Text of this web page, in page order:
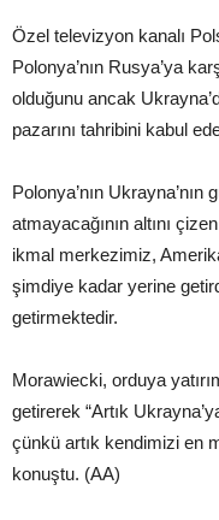
Özel televizyon kanalı
Polonya’nın Rusya’ya
olduğunu ancak
pazarını tahribini kabul
Polonya’nın
atmayacağının altını
ikmal merkezimiz,
şimdiye kadar yerine
getirmektedir.
Morawiecki, orduya
getirerek “Artık
çünkü artık kendimizi en
konuştu. (AA)